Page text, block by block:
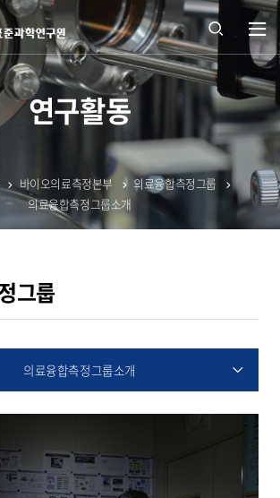
통합
검색
열기
열기
연구활동
그룹
바이오의료측정본부
의료융합측정그룹
의료융합측정그룹소개
의료융합측정그룹소개